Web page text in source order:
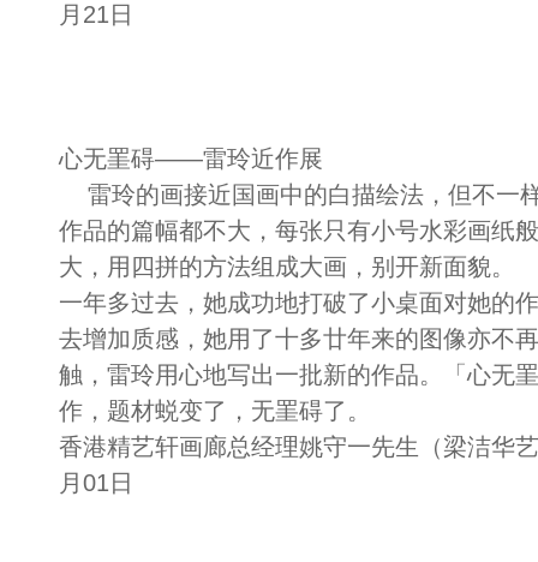
月21日
心无罣碍——雷玲近作展
雷玲的画接近国画中的白描绘法，但不一
作品的篇幅都不大，每张只有小号水彩画纸
大，用四拼的方法组成大画，别开新面貌。
一年多过去，她成功地打破了小桌面对她的
去增加质感，她用了十多廿年来的图像亦不
触，雷玲用心地写出一批新的作品。「心无
作，题材蜕变了，无罣碍了。
香港精艺轩画廊总经理姚守一先生（梁洁华
月01日